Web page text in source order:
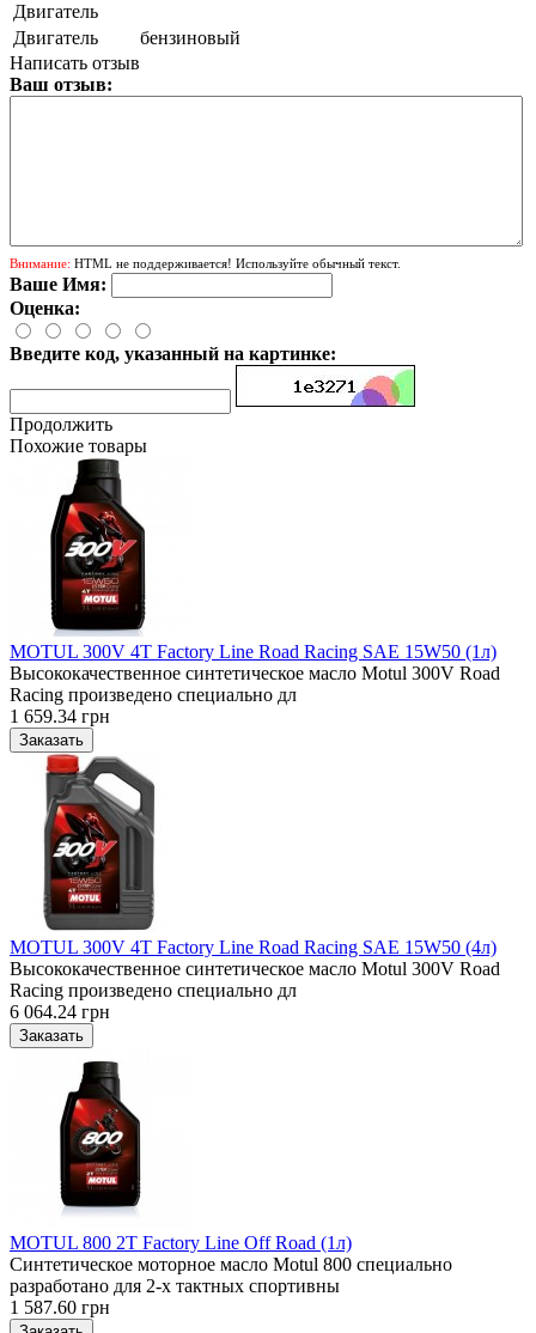
Двигатель
Двигатель
бензиновый
Написать отзыв
Ваш отзыв:
Внимание: HTML не поддерживается! Используйте обычный текст.
Ваше Имя:
Оценка:
Введите код, указанный на картинке:
Продолжить
Похожие товары
MOTUL 300V 4T Factory Line Road Racing SAE 15W50 (1л)
Высококачественное синтетическое масло Motul 300V Road
Racing произведено специально дл
1 659.34 грн
MOTUL 300V 4T Factory Line Road Racing SAE 15W50 (4л)
Высококачественное синтетическое масло Motul 300V Road
Racing произведено специально дл
6 064.24 грн
MOTUL 800 2T Factory Line Off Road (1л)
Синтетическое моторное масло Motul 800 специально
разработано для 2-х тактных спортивны
1 587.60 грн